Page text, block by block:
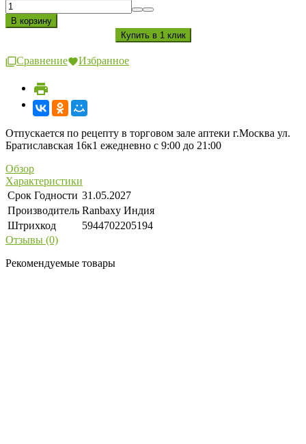
Сравнение Избранное
Отпускается по рецепту в торговом зале аптеки г.Москва ул.
Братиславская 16к1 ежедневно с 9:00 до 21:00
Обзор
Характеристики
Срок Годности 31.05.2027
Производитель Ranbaxy Индия
Штрихкод
5944702205194
Отзывы (0)
Рекомендуемые товары